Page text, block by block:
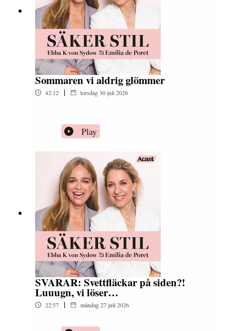
Sommaren vi aldrig glömmer
42:12 | torsdag 30 juli 2026
Play
SVARAR: Svettfläckar på siden?!
Luuugn, vi löser…
22:57 | måndag 27 juli 2026